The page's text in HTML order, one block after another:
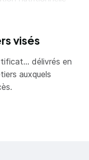
et minéraux
nutritionnelles
visés
délivrés en
auxquels